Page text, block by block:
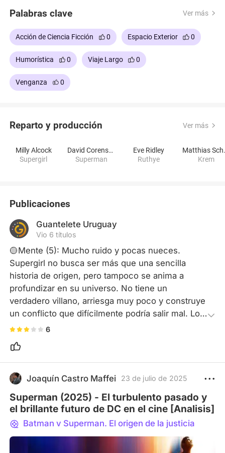
Palabras clave Ver más
Acción de Ciencia Ficción 0 Espacio Exterior 0
Humorística 0 Viaje Largo 0
Venganza 0
Reparto y producción Ver más
Milly Alcock
Supergirl
David Corenswet
Superman
Eve Ridley
Ruthye
Krem
Publicaciones
Guantelete Uruguay
Vio 6 títulos
🟡Mente (5): Mucho ruido y pocas nueces.
Supergirl no busca ser más que una sencilla
historia de origen, pero tampoco se anima a
profundizar en su universo. No tiene un
verdadero villano, arriesga muy poco y construye
un conflicto que difícilmente podría salir mal. Lo
más rescatable es el enfoque sobre Kara: su
trasfondo diferente al de los cómics que aporta
otra mirada sobre la kryptoniana.
🔴Realidad (4): El guion se limita prácticamente a
fiesta, se cruza con un personaje problemático y
Krypto termina metido en dificultades. El conflicto
sirve como excusa para explorar su pasado, su
llegada a la Tierra y su transformación en una
6
Joaquín Castro Maffei 23 de julio de 2025
Superman (2025) - El turbulento pasado y
el brillante futuro de DC en el cine [Analisis]
Batman v Superman. El origen de la justicia